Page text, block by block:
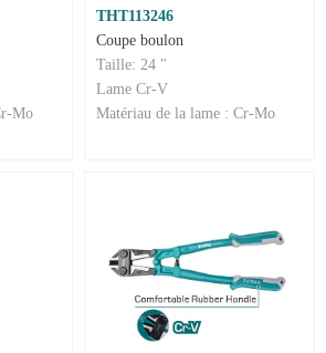
Mo
THT113246
Coupe boulon
Taille: 24 "
Lame Cr-V
Matériau de la lame : Cr-Mo